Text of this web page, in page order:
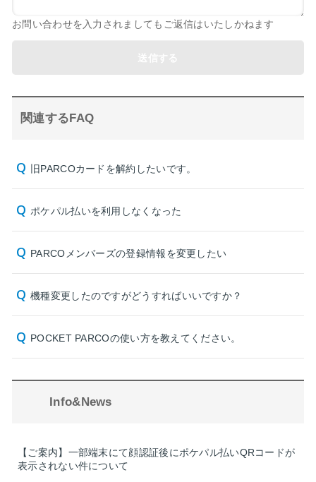
お問い合わせを入力されましてもご返信はいたしかねます
関連するFAQ
旧PARCOカードを解約したいです。
ポケパル払いを利用しなくなった
PARCOメンバーズの登録情報を変更したい
機種変更したのですがどうすればいいですか？
POCKET PARCOの使い方を教えてください。
Info&News
【ご案内】一部端末にて顔認証後にポケパル払いQRコードが
表示されない件について